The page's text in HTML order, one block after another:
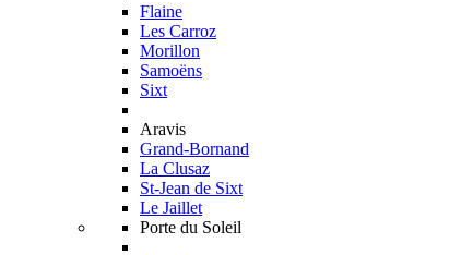
Flaine
Les Carroz
Morillon
Samoëns
Sixt
Aravis
Grand-Bornand
La Clusaz
St-Jean de Sixt
Le Jaillet
Porte du Soleil